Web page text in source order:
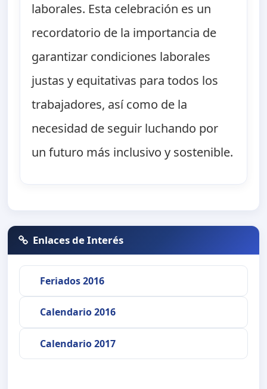
laborales. Esta celebración es un
recordatorio de la importancia de
garantizar condiciones laborales
justas y equitativas para todos los
trabajadores, así como de la
necesidad de seguir luchando por
un futuro más inclusivo y sostenible.
Enlaces de Interés
Feriados 2016
Calendario 2016
Calendario 2017